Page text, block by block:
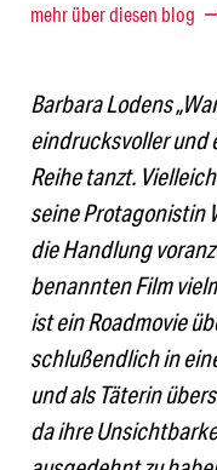
mehr über diesen blog
Barbara Lodens
eindrucksvoller und
Reihe tanzt.
seine Protagonistin
die Handlung
benannten Film
ist ein Roadmovie
schlußendlich in
und als Täterin
da ihre